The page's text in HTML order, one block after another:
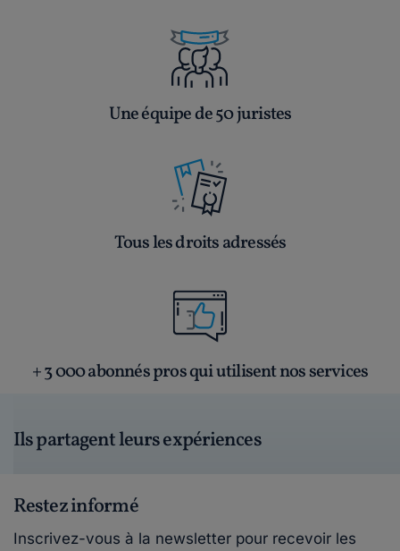
Une équipe de 50 juristes
Tous les droits adressés
+ 3 000 abonnés pros qui utilisent nos services
Ils partagent leurs expériences
Restez informé
Inscrivez-vous à la newsletter pour recevoir les